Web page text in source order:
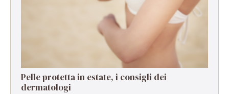
Pelle protetta in estate, i consigli dei
dermatologi